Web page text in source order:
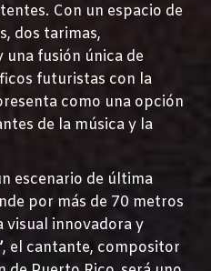
Con un espacio de
dos tarimas,
una fusión única de
futuristas con la
como una opción
de la música y la
escenario de última
por más de 70 metros
visual innovadora y
, el cantante, compositor